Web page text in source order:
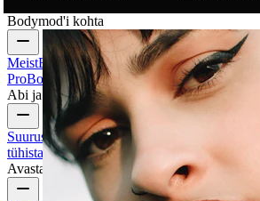
Bodymod'i kohta
MeistBlogi Tingimused ja kordVõta ühendust
ProBodymod CreatorsBodymodi Hinnangud
Abi ja info
SuurusjuhendJälgi saadetist
tühistamised
MakseMinu konto
Bodymod'i tugi
Avasta